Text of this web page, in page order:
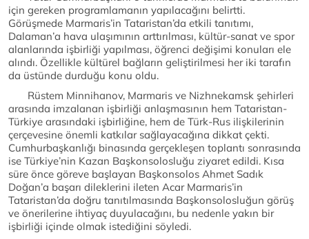
için gereken programlamanın yapılacağını belirtti.
Görüşmede Marmaris’in Tataristan’da etkili tanıtımı,
Dalaman’a hava ulaşımının arttırılması, kültür-sanat ve spor
alanlarında işbirliği yapılması, öğrenci değişimi konuları ele
alındı. Özellikle kültürel bağların geliştirilmesi her iki tarafın
da üstünde durduğu konu oldu.
Rüstem Minnihanov, Marmaris ve Nizhnekamsk şehirleri
arasında imzalanan işbirliği anlaşmasının hem Tataristan-
Türkiye arasındaki işbirliğine, hem de Türk-Rus ilişkilerinin
çerçevesine önemli katkılar sağlayacağına dikkat çekti.
Cumhurbaşkanlığı binasında gerçekleşen toplantı sonrasında
ise Türkiye’nin Kazan Başkonsolosluğu ziyaret edildi. Kısa
süre önce göreve başlayan Başkonsolos Ahmet Sadık
Doğan’a başarı dileklerini ileten Acar Marmaris’in
Tataristan’da doğru tanıtılmasında Başkonsolosluğun görüş
ve önerilerine ihtiyaç duyulacağını, bu nedenle yakın bir
işbirliği içinde olmak istediğini söyledi.